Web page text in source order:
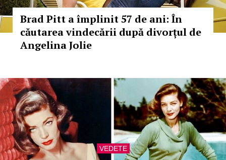
Brad Pitt a împlinit 57 de ani: În
căutarea vindecării după divorțul de
Angelina Jolie
VEDETE